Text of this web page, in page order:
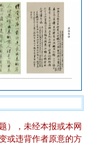
），未经本报或本网
或违背作者原意的方